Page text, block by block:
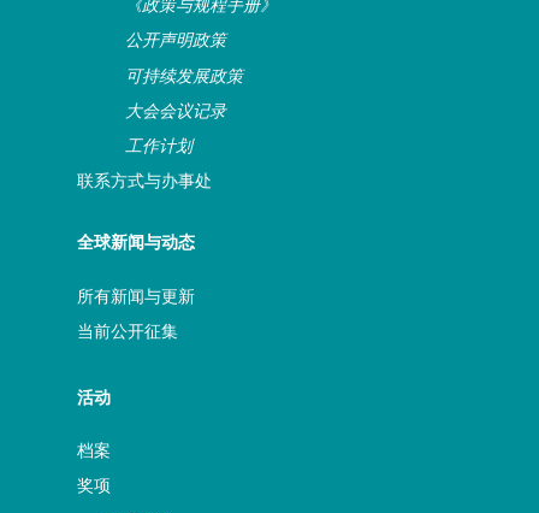
《政策与规程手册》
公开声明政策
可持续发展政策
大会会议记录
工作计划
联系方式与办事处
全球新闻与动态
所有新闻与更新
当前公开征集
活动
档案
奖项